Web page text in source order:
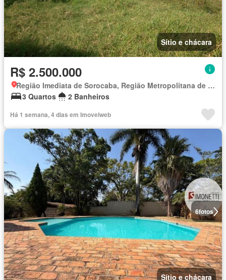
Sítio e chácara
R$ 2.500.000
Região Imediata de Sorocaba, Região Metropolitana de Sorocaba
3 Quartos
2 Banheiros
Há 1 semana, 4 dias em Imovelweb
6fotos
Sítio e chácara